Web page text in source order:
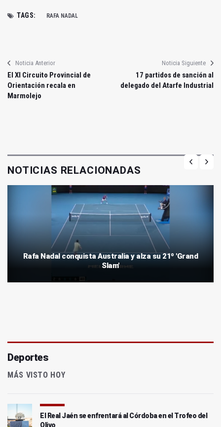
TAGS: RAFA NADAL
Noticia Anterior
El XI Circuito Provincial de
Orientación recala en
Marmolejo
Noticia Siguiente
17 partidos de sanción al
delegado del Atarfe Industrial
NOTICIAS RELACIONADAS
Rafa Nadal conquista Australia y alza su 21º 'Grand
Slam'
Deportes
MÁS VISTO HOY
El Real Jaén se enfrentará al Córdoba en el Trofeo del
Olivo